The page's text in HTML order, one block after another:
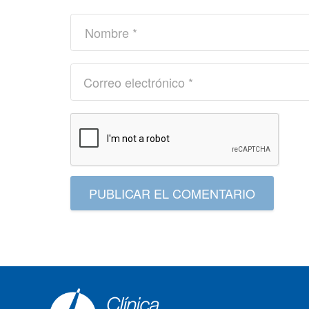
PUBLICAR EL COMENTARIO